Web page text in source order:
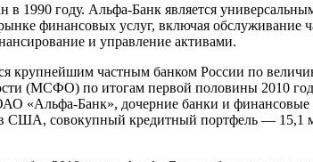
в 1990 году. Альфа-Банк является
финансовых услуг, включая
и управление активами.
крупнейшим частным банком России по
(МСФО) по итогам первой половины 2010
«Альфа-Банк», дочерние банки и
США, совокупный кредитный портфель — 15,1